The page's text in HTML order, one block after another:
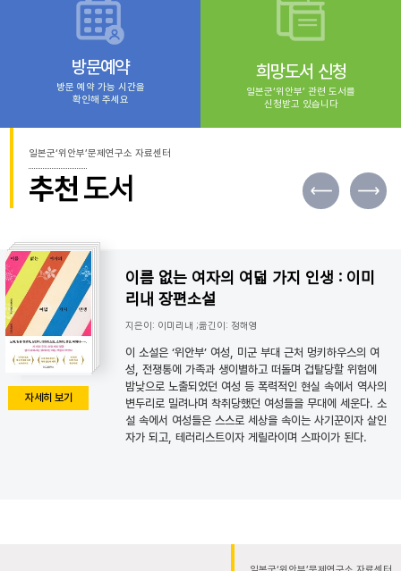
방문예약
방문 예약 가능 시간을
확인해 주세요
희망도서 신청
일본군‘위안부’ 관련 도서를
신청받고 있습니다
일본군‘위안부’문제연구소 자료센터
추천도서
자세히 보기
이름 없는 여자의 여덟 가지 인생 : 이미
리내 장편소설
지은이: 이미리내 ;옮긴이: 정해영
이 소설은 ‘위안부’ 여성, 미군 부대 근처 멍키하우스의 여
성, 전쟁통에 가족과 생이별하고 떠돌며 겁탈당할 위험에
밤낮으로 노출되었던 여성 등 폭력적인 현실 속에서 역사의
변두리로 밀려나며 착취당했던 여성들을 무대에 세운다. 소
설 속에서 여성들은 스스로 세상을 속이는 사기꾼이자 살인
자가 되고, 테러리스트이자 게릴라이며 스파이가 된다.